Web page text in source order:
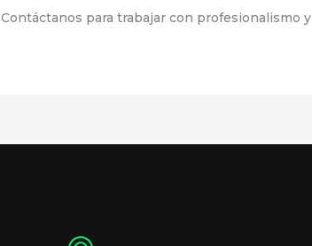
Contáctanos para trabajar con profesionalismo